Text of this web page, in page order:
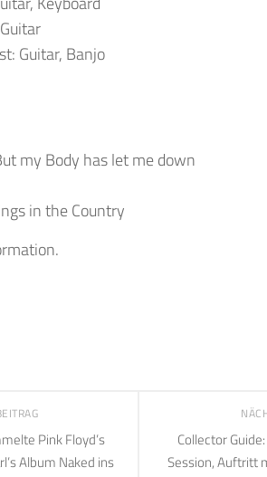
Guitar, Banjo
my Body has let me down
in the Country
Collector
Session, Auftritt
Pink Floyd’s
Album Naked ins